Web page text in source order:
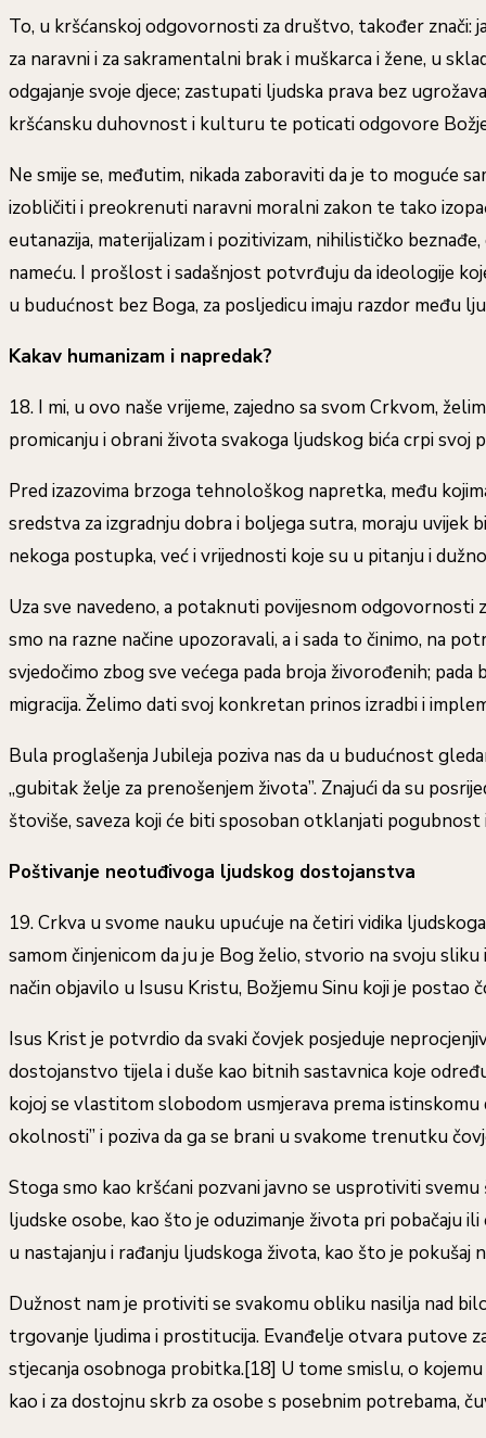
To, u kršćanskoj odgovornosti za društvo, također znači:
za naravni i za sakramentalni brak i muškarca i žene, u
odgajanje svoje djece; zastupati ljudska prava bez
kršćansku duhovnost i kulturu te poticati odgovore
Ne smije se, međutim, nikada zaboraviti da je to moguće
izobličiti i preokrenuti naravni moralni zakon te tako
eutanazija, materijalizam i pozitivizam, nihilističko
nameću. I prošlost i sadašnjost potvrđuju da ideologije
u budućnost bez Boga, za posljedicu imaju razdor među
Kakav humanizam i napredak?
18. I mi, u ovo naše vrijeme, zajedno sa svom Crkvom,
promicanju i obrani života svakoga ljudskog bića crpi
Pred izazovima brzoga tehnološkog napretka, među
sredstva za izgradnju dobra i boljega sutra, moraju uvijek
nekoga postupka, već i vrijednosti koje su u pitanju i
Uza sve navedeno, a potaknuti povijesnom
smo na razne načine upozoravali, a i sada to činimo, na
svjedočimo zbog sve većega pada broja živorođenih;
migracija. Želimo dati svoj konkretan prinos izradbi i
Bula proglašenja Jubileja poziva nas da u budućnost
„gubitak želje za prenošenjem života”. Znajući da su
štoviše, saveza koji će biti sposoban otklanjati
Poštivanje neotuđivoga ljudskog dostojanstva
19. Crkva u svome nauku upućuje na četiri vidika
samom činjenicom da ju je Bog želio, stvorio na svoju
način objavilo u Isusu Kristu, Božjemu Sinu koji je postao
Isus Krist je potvrdio da svaki čovjek posjeduje
dostojanstvo tijela i duše kao bitnih sastavnica koje
kojoj se vlastitom slobodom usmjerava prema
okolnosti” i poziva da ga se brani u svakome trenutku
Stoga smo kao kršćani pozvani javno se usprotiviti
ljudske osobe, kao što je oduzimanje života pri pobačaju
u nastajanju i rađanju ljudskoga života, kao što je pokušaj
Dužnost nam je protiviti se svakomu obliku nasilja nad
trgovanje ljudima i prostitucija. Evanđelje otvara putove
stjecanja osobnoga probitka.[18] U tome smislu, o
kao i za dostojnu skrb za osobe s posebnim potrebama,